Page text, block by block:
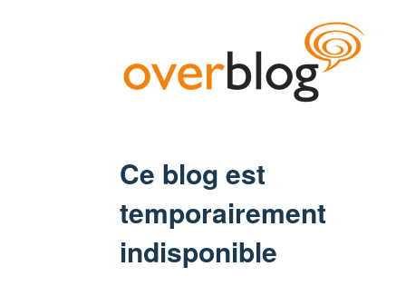
Ce blog est
temporairement
indisponible